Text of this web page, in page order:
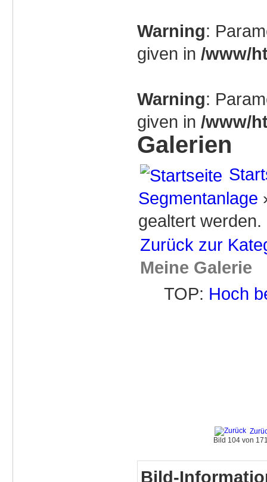
Warning:
given in /www/
Warning:
given in /www/
Galerien
Segmentanlage
gealtert werden.
Zurück zur
Meine Galerie
TOP: Hoch
Bild 104 von
Bild-